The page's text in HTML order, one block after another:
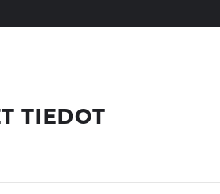
TIEDOT